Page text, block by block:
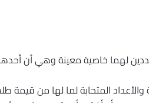
لهما خاصية معينة وهي أن
والأعداد المتحابة لما لها من